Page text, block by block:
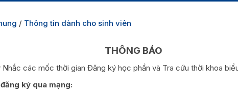
/ Thông tin dành cho sinh viên
THÔNG BÁO
Nhắc các mốc thời gian Đăng ký học phần và Tra cứu thời khoa
ký qua mạng: